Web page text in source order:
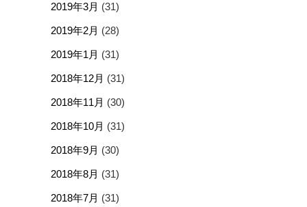
2019年3月 (31)
2019年2月 (28)
2019年1月 (31)
2018年12月 (31)
2018年11月 (30)
2018年10月 (31)
2018年9月 (30)
2018年8月 (31)
2018年7月 (31)